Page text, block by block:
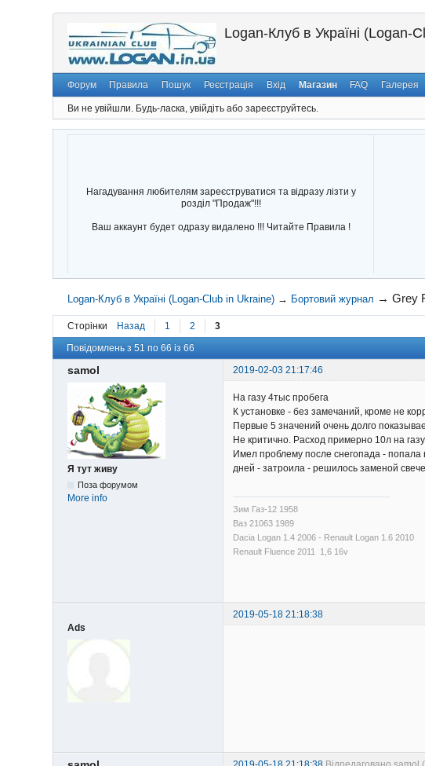
Logan-Клуб в Україні (Logan-
Форум Правила Пошук Реєстрація Вхід Магазин FAQ Галерея
Ви не увійшли. Будь-ласка, увійдіть або зареєструйтесь.
Нагадування любителям зареєструватися та відразу лізти у
розділ "Продаж"!!!
Ваш аккаунт будет одразу видалено !!! Читайте Правила !
Logan-Клуб в Україні (Logan-Club in Ukraine) → Бортовий журнал → Grey
Сторінки Назад 1 2 3
Повідомлень з 51 по 66 із 66
samol 2019-02-03 21:17:46
Я тут живу
Поза форумом
More info
На газу 4тыс пробега
К установке - без замечаний, кроме не
Первые 5 значений очень долго
Не критично. Расход примерно 10л на газу
Имел проблему после снегопада -
дней - затроила - решилось заменой
Зим Газ-12 1958
Ваз 21063 1989
Dacia Logan 1.4 2006 - Renault Logan 1.6 2010
Renault Fluence 2011 1,6 16v
2019-05-18 21:18:38
Ads